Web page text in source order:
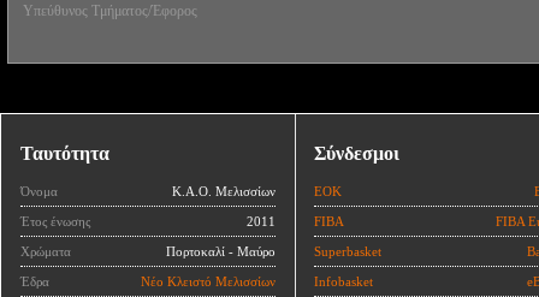
Υπεύθυνος Τμήματος/Έφορος
Ταυτότητα
Όνομα Κ.Α.Ο. Μελισσίων
Έτος ένωσης 2011
Χρώματα Πορτοκαλί - Μαύρο
Έδρα Νέο Κλειστό Μελισσίων
Σύνδεσμοι
ΕΟΚ
FIBA FIBA
Superbasket
Infobasket